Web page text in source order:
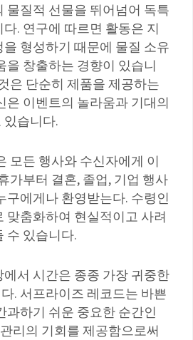
물질적 선물을 뛰어넘어 독특
. 연구에 따르면 활동은 지
형성하기 때문에 물질 소유
을 창출하는 경향이 있습니
은 단순히 제품을 제공하는
은 이벤트의 놀라움과 기대의
있습니다.
모든 행사와 수신자에게 이
가부터 결혼, 졸업, 기업 행사
구에게나 환영받는다. 수령인
맞춤화하여 현실적이고 사려
수 있습니다.
서 시간은 종종 가장 귀중한
. 서프라이즈 레코드는 바쁜
과하기 쉬운 중요한 순간인
리의 기회를 제공함으로써